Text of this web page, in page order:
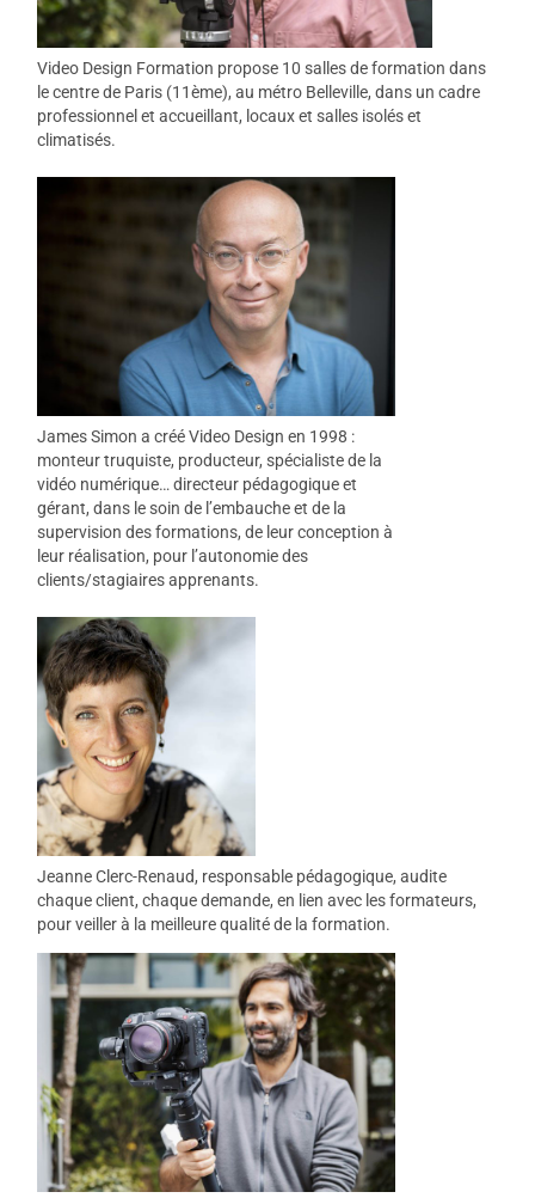
Video Design Formation propose 10 salles de formation dans
le centre de Paris (11ème), au métro Belleville, dans un cadre
professionnel et accueillant, locaux et salles isolés et
climatisés.
James Simon a créé Video Design en 1998 :
monteur truquiste, producteur, spécialiste de la
vidéo numérique… directeur pédagogique et
gérant, dans le soin de l’embauche et de la
supervision des formations, de leur conception à
leur réalisation, pour l’autonomie des
clients/stagiaires apprenants.
Jeanne Clerc-Renaud, responsable pédagogique, audite
chaque client, chaque demande, en lien avec les formateurs,
pour veiller à la meilleure qualité de la formation.